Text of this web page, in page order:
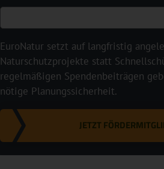
EuroNatur setzt auf langfristig
Naturschutzprojekte statt
regelmäßigen Spendenbeiträgen
nötige Planungssicherheit.
JETZT